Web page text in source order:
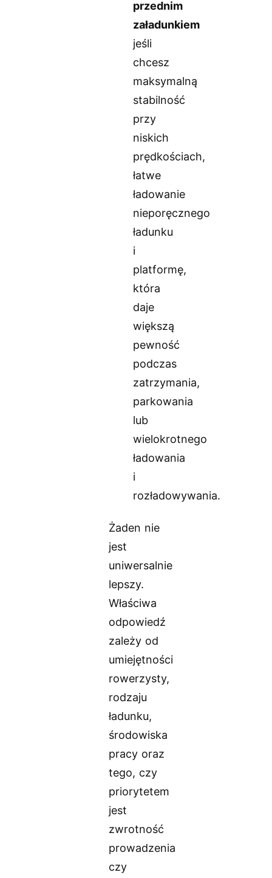
przednim
załadunkiem
jeśli
chcesz
maksymalną
stabilność
przy
niskich
prędkościach,
łatwe
ładowanie
nieporęcznego
ładunku
i
platformę,
która
daje
większą
pewność
podczas
zatrzymania,
parkowania
lub
wielokrotnego
ładowania
i
rozładowywania.
Żaden nie
jest
uniwersalnie
lepszy.
Właściwa
odpowiedź
zależy od
umiejętności
rowerzysty,
rodzaju
ładunku,
środowiska
pracy oraz
tego, czy
priorytetem
jest
zwrotność
prowadzenia
czy